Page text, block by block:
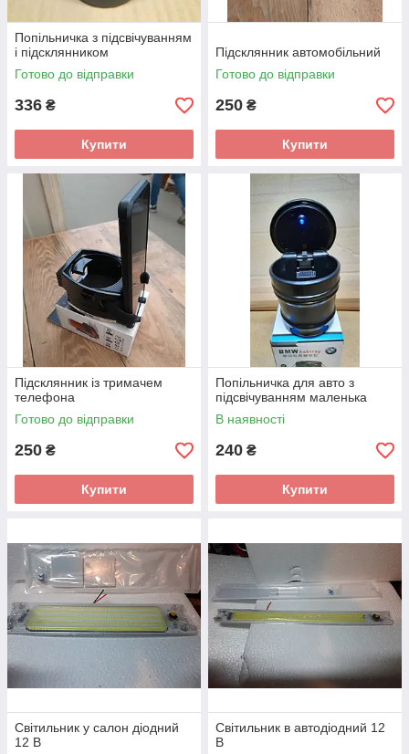
Попільничка з підсвічуванням
і підсклянником
Готово до відправки
336 ₴
Купити
Підсклянник автомобільний
Готово до відправки
250 ₴
Купити
Підсклянник із тримачем
телефона
Готово до відправки
250 ₴
Купити
Попільничка для авто з
підсвічуванням маленька
В наявності
240 ₴
Купити
Світильник у салон діодний
12 В
Світильник в автодіодний 12
В